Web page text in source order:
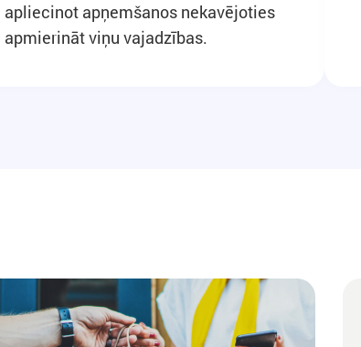
apliecinot apņemšanos nekavējoties
apmierināt viņu vajadzības.